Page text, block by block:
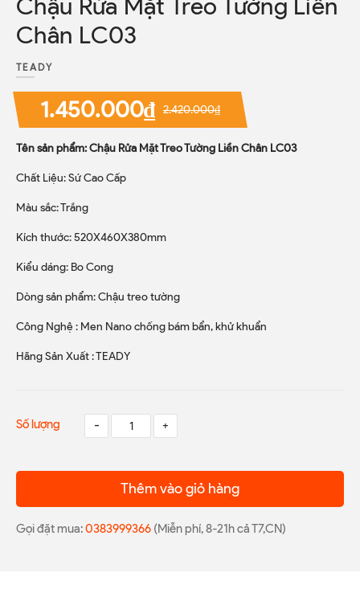
Chậu Rửa Mặt Treo Tường Liền
Chân LC03
TEADY
1.450.000₫ 2.420.000₫
Tên sản phẩm: Chậu Rửa Mặt Treo Tường Liền Chân LC03
Chất Liệu: Sứ Cao Cấp
Màu sắc: Trắng
Kích thước: 520X460X380mm
Kiểu dáng: Bo Cong
Dòng sản phẩm: Chậu treo tường
Công Nghệ : Men Nano chống bám bẩn, khử khuẩn
Hãng Sản Xuất : TEADY
Số lượng - +
Thêm vào giỏ hàng
Gọi đặt mua:0383999366 (Miễn phí, 8-21h cả T7,CN)